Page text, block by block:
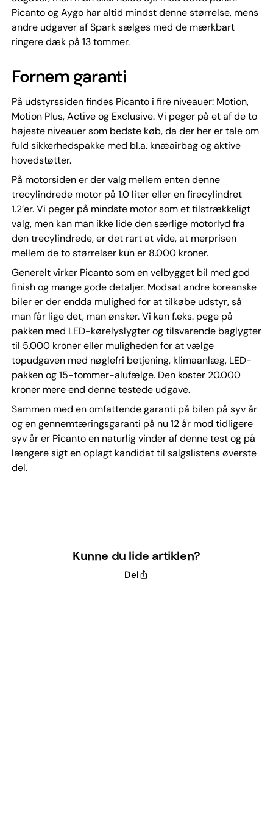
Picanto og Aygo har altid mindst denne størrelse, mens
andre udgaver af Spark sælges med de mærkbart
ringere dæk på 13 tommer.
Fornem garanti
På udstyrssiden findes Picanto i fire niveauer: Motion,
Motion Plus, Active og Exclusive. Vi peger på et af de to
højeste niveauer som bedste køb, da der her er tale om
fuld sikkerhedspakke med bl.a. knæairbag og aktive
hovedstøtter.
På motorsiden er der valg mellem enten denne
trecylindrede motor på 1.0 liter eller en firecylindret
1.2’er. Vi peger på mindste motor som et tilstrækkeligt
valg, men kan man ikke lide den særlige motorlyd fra
den trecylindrede, er det rart at vide, at merprisen
mellem de to størrelser kun er 8.000 kroner.
Generelt virker Picanto som en velbygget bil med god
finish og mange gode detaljer. Modsat andre koreanske
biler er der endda mulighed for at tilkøbe udstyr, så
man får lige det, man ønsker. Vi kan f.eks. pege på
pakken med LED-kørelyslygter og tilsvarende baglygter
til 5.000 kroner eller muligheden for at vælge
topudgaven med nøglefri betjening, klimaanlæg, LED-
pakken og 15-tommer-alufælge. Den koster 20.000
kroner mere end denne testede udgave.
Sammen med en omfattende garanti på bilen på syv år
og en gennemtæringsgaranti på nu 12 år mod tidligere
syv år er Picanto en naturlig vinder af denne test og på
længere sigt en oplagt kandidat til salgslistens øverste
del.
Kunne du lide artiklen?
Del